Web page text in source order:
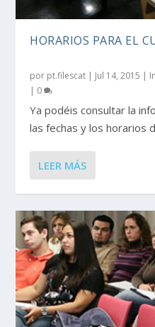
HORARIOS PARA EL
por pt.filescat | Jul 14, 2015 |
| 0
Ya podéis consultar la
las fechas y los horarios
LEER MÁS